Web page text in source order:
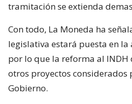
tramitación se extienda
Con todo, La Moneda ha
legislativa estará puesta en
por lo que la reforma al INDH
otros proyectos
Gobierno.